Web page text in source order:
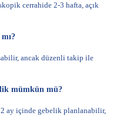
cerrahide 2-3 hafta, açık
ancak düzenli takip ile
mümkün mü?
ay içinde gebelik planlanabilir,